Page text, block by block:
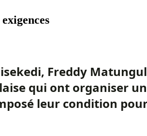
Freddy
qui ont organiser
leur condition